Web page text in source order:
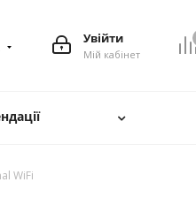
Увійти
Мій кабінет
WiFi